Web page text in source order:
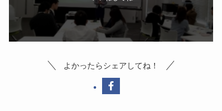
よかったらシェアしてね！